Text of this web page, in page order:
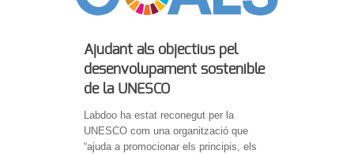
Ajudant als objectius pel
desenvolupament sostenible
de la UNESCO
Labdoo ha estat reconegut per la
UNESCO com una organització que
“ajuda a promocionar els principis, els